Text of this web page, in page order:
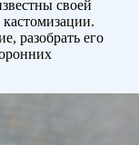
своей
разобрать его